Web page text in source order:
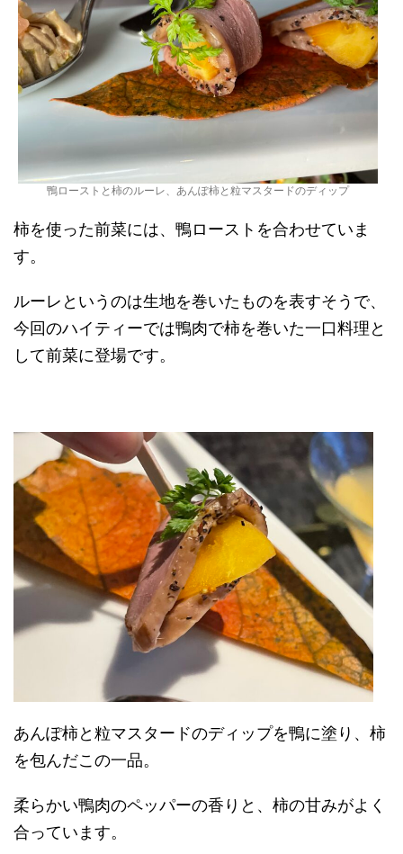
鴨ローストと柿のルーレ、あんぽ柿と粒マスタードのディップ
柿を使った前菜には、鴨ローストを合わせていま
す。
ルーレというのは生地を巻いたものを表すそうで、
今回のハイティーでは鴨肉で柿を巻いた一口料理と
して前菜に登場です。
あんぽ柿と粒マスタードのディップを鴨に塗り、柿
を包んだこの一品。
柔らかい鴨肉のペッパーの香りと、柿の甘みがよく
合っています。